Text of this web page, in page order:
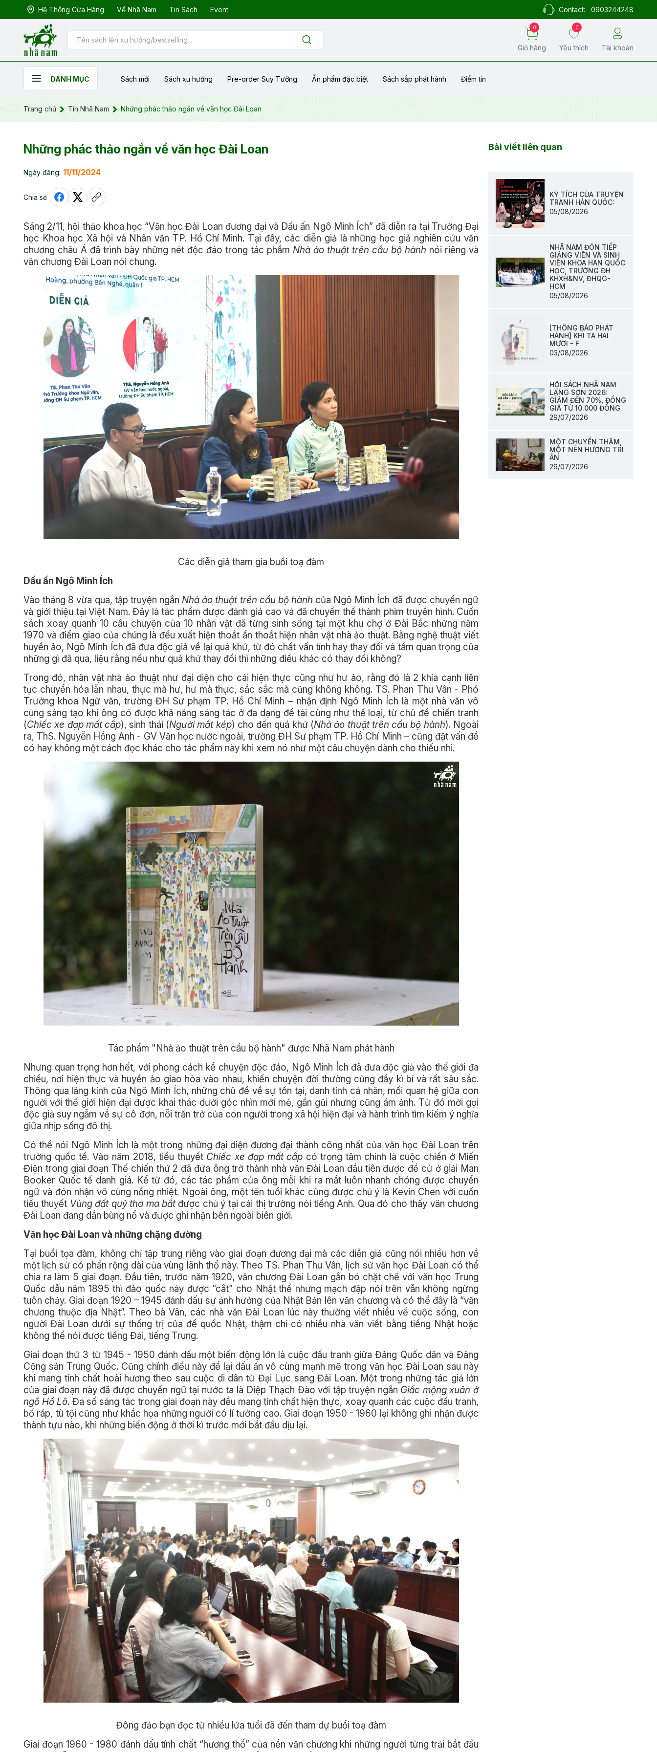
Hệ Thống Cửa Hàng Về Nhã Nam Tin Sách Event Contact: 0903244248
0
Giỏ hàng
0
Yêu thích Tài khoản
DANH MỤC Sách mới Sách xu hướng Pre-order Suy Tưởng Ẩn phẩm đặc biệt Sách sắp phát hành Điểm tin
Trang chủ Tin Nhã Nam Những phác thảo ngắn về văn học Đài Loan
Những phác thảo ngắn về văn học Đài Loan
Ngày đăng: 11/11/2024
Chia sẻ
Sáng 2/11, hội thảo khoa học “Văn học Đài Loan đương đại và Dấu ấn Ngô Minh Ích” đã diễn ra tại Trường Đại
học Khoa học Xã hội và Nhân văn TP. Hồ Chí Minh. Tại đây, các diễn giả là những học giả nghiên cứu văn
chương châu Á đã trình bày những nét độc đáo trong tác phẩm Nhà ảo thuật trên cầu bộ hành nói riêng và
văn chương Đài Loan nói chung.
Các diễn giả tham gia buổi toạ đàm
Dấu ấn Ngô Minh Ích
Vào tháng 8 vừa qua, tập truyện ngắnNhà ảo thuật trên cầu bộ hành của Ngô Minh Ích đã được chuyển ngữ
và giới thiệu tại Việt Nam. Đây là tác phẩm được đánh giá cao và đã chuyển thể thành phim truyền hình. Cuốn
sách xoay quanh 10 câu chuyện của 10 nhân vật đã từng sinh sống tại một khu chợ ở Đài Bắc những năm
1970 và điểm giao của chúng là đều xuất hiện thoắt ẩn thoắt hiện nhân vật nhà ảo thuật. Bằng nghệ thuật viết
huyền ảo, Ngô Minh Ích đã đưa độc giả về lại quá khứ, từ đó chất vấn tính hay thay đổi và tầm quan trọng của
những gì đã qua, liệu rằng nếu như quá khứ thay đổi thì những điều khác có thay đổi không?
Trong đó, nhân vật nhà ảo thuật như đại diện cho cái hiện thực cũng như hư ảo, rằng đó là 2 khía cạnh liên
tục chuyển hóa lẫn nhau, thực mà hư, hư mà thực, sắc sắc mà cũng không không. TS. Phan Thu Vân - Phó
Trưởng khoa Ngữ văn, trường ĐH Sư phạm TP. Hồ Chí Minh – nhận định Ngô Minh Ích là một nhà văn vô
cùng sáng tạo khi ông có được khả năng sáng tác ở đa dạng đề tài cũng như thể loại, từ chủ đề chiến tranh
(Chiếc xe đạp mất cắp), sinh thái (Người mắt kép) cho đến quá khứ (Nhà ảo thuật trên cầu bộ hành). Ngoài
ra, ThS. Nguyễn Hồng Anh - GV Văn học nước ngoài, trường ĐH Sư phạm TP. Hồ Chí Minh – cũng đặt vấn đề
có hay không một cách đọc khác cho tác phẩm này khi xem nó như một câu chuyện dành cho thiếu nhi.
Tác phẩm "Nhà ảo thuật trên cầu bộ hành" được Nhã Nam phát hành
Nhưng quan trọng hơn hết, với phong cách kể chuyện độc đáo, Ngô Minh Ích đã đưa độc giả vào thế giới đa
chiều, nơi hiện thực và huyền ảo giao hòa vào nhau, khiến chuyện đời thường cũng đầy kì bí và rất sâu sắc.
Thông qua lăng kính của Ngô Minh Ích, những chủ đề về sự tồn tại, danh tính cá nhân, mối quan hệ giữa con
người với thế giới hiện đại được khai thác dưới góc nhìn mới mẻ, gần gũi nhưng cũng ám ảnh. Từ đó mời gọi
độc giả suy ngẫm về sự cô đơn, nỗi trăn trở của con người trong xã hội hiện đại và hành trình tìm kiếm ý nghĩa
giữa nhịp sống đô thị.
Có thể nói Ngô Minh Ích là một trong những đại diện đương đại thành công nhất của văn học Đài Loan trên
trường quốc tế. Vào năm 2018, tiểu thuyết Chiếc xe đạp mất cắp có trọng tâm chính là cuộc chiến ở Miến
Điện trong giai đoạn Thế chiến thứ 2 đã đưa ông trở thành nhà văn Đài Loan đầu tiên được đề cử ở giải Man
Booker Quốc tế danh giá. Kể từ đó, các tác phẩm của ông mỗi khi ra mắt luôn nhanh chóng được chuyển
ngữ và đón nhận vô cùng nồng nhiệt. Ngoài ông, một tên tuổi khác cũng được chú ý là Kevin Chen với cuốn
tiểu thuyết Vùng đất quỷ tha ma bắtđược chú ý tại cái thị trường nói tiếng Anh. Qua đó cho thấy văn chương
Đài Loan đang dần bùng nổ và được ghi nhận bên ngoài biên giới.
Văn học Đài Loan và những chặng đường
Tại buổi tọa đàm, không chỉ tập trung riêng vào giai đoạn đương đại mà các diễn giả cũng nói nhiều hơn về
một lịch sử có phần rộng dài của vùng lãnh thổ này. Theo TS. Phan Thu Vân, lịch sử văn học Đài Loan có thể
chia ra làm 5 giai đoạn. Đầu tiên, trước năm 1920, văn chương Đài Loan gắn bó chặt chẽ với văn học Trung
Quốc dẫu năm 1895 thì đảo quốc này được “cắt” cho Nhật thế nhưng mạch đập nói trên vẫn không ngừng
tuôn chảy. Giai đoạn 1920 – 1945 đánh dấu sự ảnh hưởng của Nhật Bản lên văn chương và có thể đây là “văn
chương thuộc địa Nhật”. Theo bà Vân, các nhà văn Đài Loan lúc này thường viết nhiều về cuộc sống, con
người Đài Loan dưới sự thống trị của đế quốc Nhật, thậm chí có nhiều nhà văn viết bằng tiếng Nhật hoặc
không thể nói được tiếng Đài, tiếng Trung.
Giai đoạn thứ 3 từ 1945 - 1950 đánh dấu một biến động lớn là cuộc đấu tranh giữa Đảng Quốc dân và Đảng
Cộng sản Trung Quốc. Cũng chính điều này để lại dấu ấn vô cùng mạnh mẽ trong văn học Đài Loan sau này
khi mang tính chất hoài hương theo sau cuộc di dân từ Đại Lục sang Đài Loan. Một trong những tác giả lớn
của giai đoạn này đã được chuyển ngữ tại nước ta là Diệp Thạch Đào với tập truyện ngắn Giấc mộng xuân ở
ngõ Hồ Lô. Đa số sáng tác trong giai đoạn này đều mang tính chất hiện thực, xoay quanh các cuộc đấu tranh,
bố ráp, tù tội cũng như khắc họa những người có lí tưởng cao. Giai đoạn 1950 - 1960 lại không ghi nhận được
thành tựu nào, khi những biến động ở thời kì trước mới bắt đầu dịu lại.
Đông đảo bạn đọc từ nhiều lứa tuổi đã đến tham dự buổi toạ đàm
Giai đoạn 1960 - 1980 đánh dấu tính chất “hương thổ” của nền văn chương khi những người từng trải bắt đầu
Bài viết liên quan
KỲ TÍCH CỦA TRUYỆN
TRANH HÀN QUỐC:
05/08/2026
NHÃ NAM ĐÓN TIẾP
GIẢNG VIÊN VÀ SINH
VIÊN KHOA HÀN QUỐC
HỌC, TRƯỜNG ĐH
KHXH&NV, ĐHQG-
HCM
05/08/2026
[THÔNG BÁO PHÁT
HÀNH] KHI TA HAI
MƯƠI - F
03/08/2026
HỘI SÁCH NHÃ NAM
LẠNG SƠN 2026:
GIẢM ĐẾN 70%, ĐỒNG
GIÁ TỪ 10.000 ĐỒNG
29/07/2026
MỘT CHUYẾN THĂM,
MỘT NÉN HƯƠNG TRI
ÂN
29/07/2026